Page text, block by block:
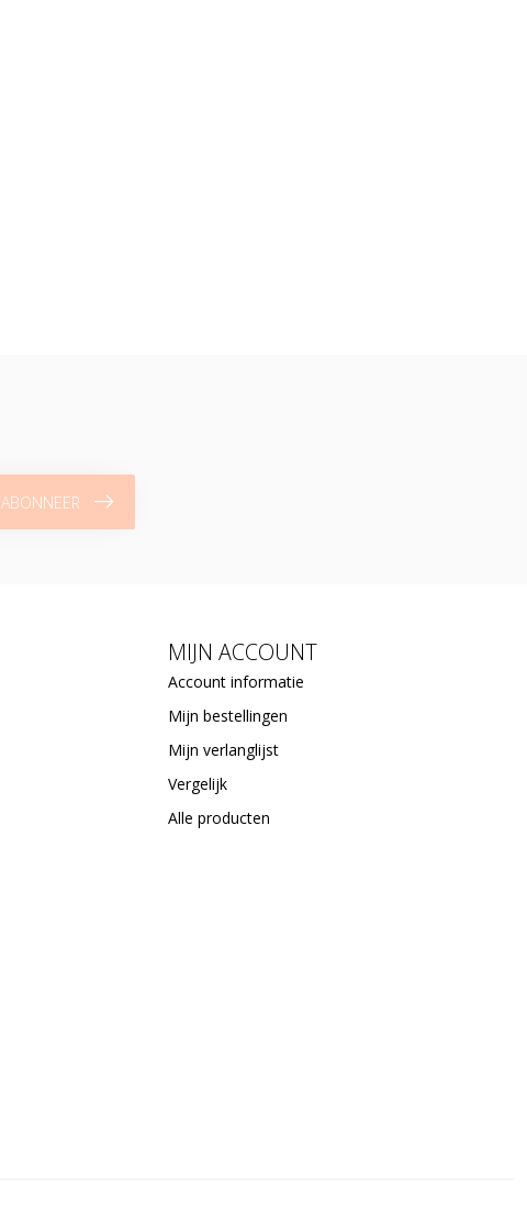
ABONNEER
MIJN ACCOUNT
Account informatie
Mijn bestellingen
Mijn verlanglijst
Vergelijk
Alle producten